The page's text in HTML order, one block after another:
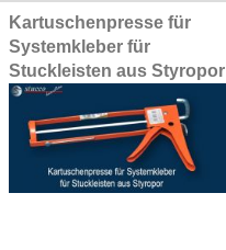
Kartuschenpresse für
Systemkleber für
Stuckleisten aus Styropor